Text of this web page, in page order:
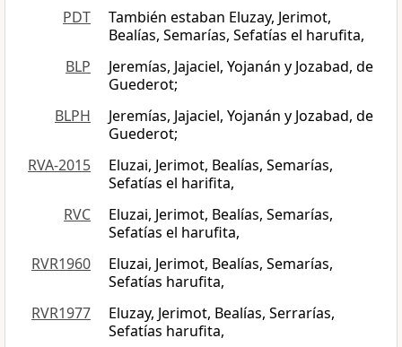
PDT
También estaban Eluzay, Jerimot,
Bealías, Semarías, Sefatías el harufita,
BLP
Jeremías, Jajaciel, Yojanán y Jozabad, de
Guederot;
BLPH
Jeremías, Jajaciel, Yojanán y Jozabad, de
Guederot;
RVA-2015
Eluzai, Jerimot, Bealías, Semarías,
Sefatías el harifita,
RVC
Eluzai, Jerimot, Bealías, Semarías,
Sefatías el harufita,
RVR1960
Eluzai, Jerimot, Bealías, Semarías,
Sefatías harufita,
RVR1977
Eluzay, Jerimot, Bealías, Serrarías,
Sefatías harufita,